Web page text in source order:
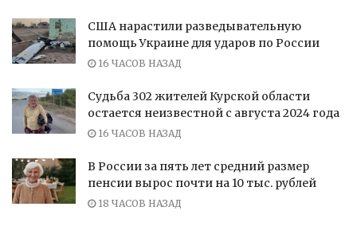
США нарастили разведывательную
помощь Украине для ударов по России
16 ЧАСОВ НАЗАД
Судьба 302 жителей Курской области
остается неизвестной с августа 2024 года
16 ЧАСОВ НАЗАД
В России за пять лет средний размер
пенсии вырос почти на 10 тыс. рублей
18 ЧАСОВ НАЗАД